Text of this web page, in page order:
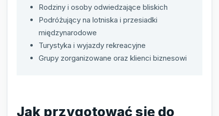
Rodziny i osoby odwiedzające bliskich
Podróżujący na lotniska i przesiadki
międzynarodowe
Turystyka i wyjazdy rekreacyjne
Grupy zorganizowane oraz klienci biznesowi
Jak przygotować się do